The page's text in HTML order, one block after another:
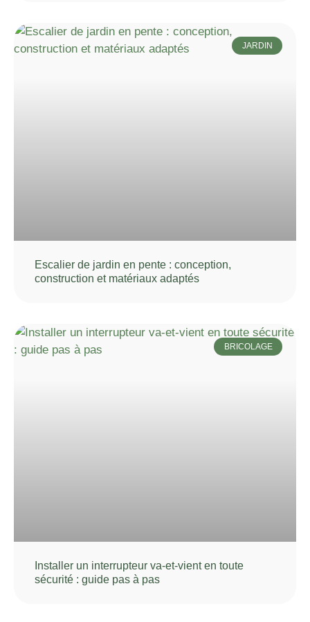
JARDIN
Escalier de jardin en pente : conception,
construction et matériaux adaptés
BRICOLAGE
Installer un interrupteur va-et-vient en toute
sécurité : guide pas à pas